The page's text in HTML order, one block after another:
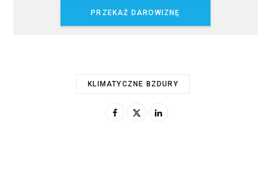
PRZEKAŻ DAROWIZNĘ
KLIMATYCZNE BZDURY